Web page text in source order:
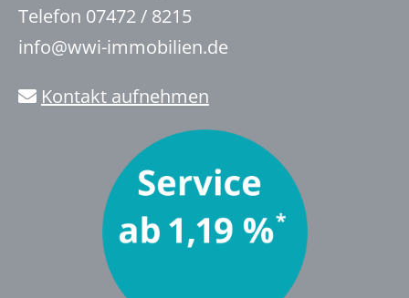
Telefon 07472 / 8215
info@wwi-immobilien.de
Kontakt aufnehmen